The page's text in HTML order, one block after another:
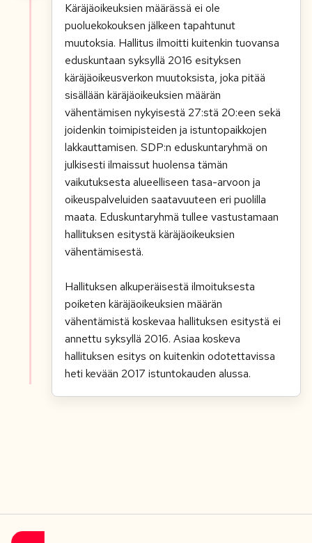
Käräjäoikeuksien määrässä ei ole
puoluekokouksen jälkeen tapahtunut
muutoksia. Hallitus ilmoitti kuitenkin tuovansa
eduskuntaan syksyllä 2016 esityksen
käräjäoikeusverkon muutoksista, joka pitää
sisällään käräjäoikeuksien määrän
vähentämisen nykyisestä 27:stä 20:een sekä
joidenkin toimipisteiden ja istuntopaikkojen
lakkauttamisen. SDP:n eduskuntaryhmä on
julkisesti ilmaissut huolensa tämän
vaikutuksesta alueelliseen tasa-arvoon ja
oikeuspalveluiden saatavuuteen eri puolilla
maata. Eduskuntaryhmä tullee vastustamaan
hallituksen esitystä käräjäoikeuksien
vähentämisestä.
Hallituksen alkuperäisestä ilmoituksesta
poiketen käräjäoikeuksien määrän
vähentämistä koskevaa hallituksen esitystä ei
annettu syksyllä 2016. Asiaa koskeva
hallituksen esitys on kuitenkin odotettavissa
heti kevään 2017 istuntokauden alussa.